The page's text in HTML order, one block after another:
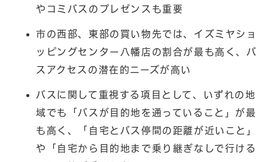
やコミバスのプレゼンスも重要
市の西部、東部の買い物先では、イズミヤショ
ッピングセンター八幡店の割合が最も高く、バ
スアクセスの潜在的ニーズが高い
バスに関して重視する項目として、いずれの地
域でも「バスが目的地を通っていること」が最
も高く、「自宅とバス停間の距離が近いこと」
や「自宅から目的地まで乗り継ぎなしで行ける